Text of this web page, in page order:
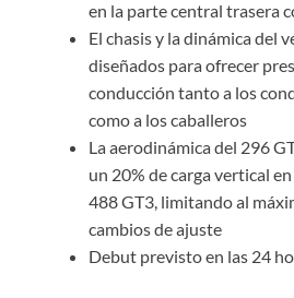
en la parte central trasera
El chasis y la dinámica del
diseñados para ofrecer
conducción tanto a los
como a los caballeros
La aerodinámica del 296
un 20% de carga vertical
488 GT3, limitando al
cambios de ajuste
Debut previsto en las 24